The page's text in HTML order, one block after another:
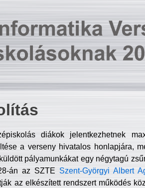
diákok jelentkezhetnek
a verseny hivatalos honlapjára,
pályamunkákat egy négytagú
án az SZTE Szent-Györgyi Albert
az elkészített rendszert működés